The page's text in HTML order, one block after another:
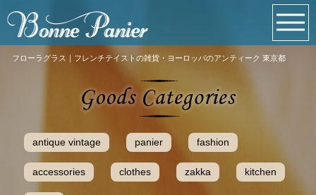
フローラグラス｜フレンチテイストの雑貨・ヨーロッパのアンティーク 東京都
antique vintage panier fashion
accessories clothes zakka kitchen